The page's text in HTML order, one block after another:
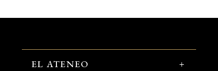
EL ATENEO